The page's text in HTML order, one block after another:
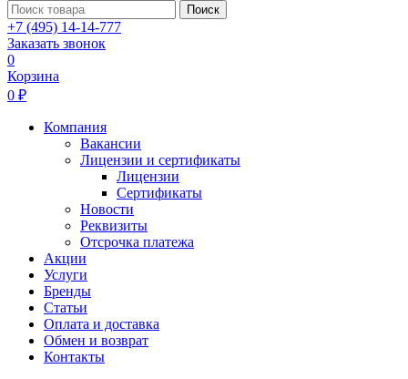
Поиск
+7 (495) 14-14-777
Заказать звонок
0
Корзина
0 ₽
Компания
Вакансии
Лицензии и сертификаты
Лицензии
Сертификаты
Новости
Реквизиты
Отсрочка платежа
Акции
Услуги
Бренды
Статьи
Оплата и доставка
Обмен и возврат
Контакты